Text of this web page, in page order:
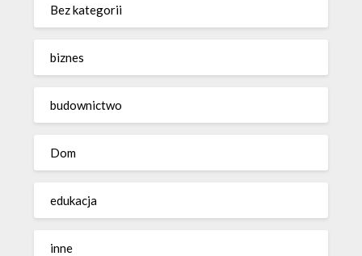
Bez kategorii
biznes
budownictwo
Dom
edukacja
inne